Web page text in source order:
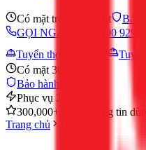
Có mặt trong 30 phút Bảo
GỌI NGAY 028 3890 9294
Tuyển thợ
Có mặt 30 phút
Bảo hành 12 tháng
Phục vụ 24/7
300,000+ khách hàng tin
Trang chủ